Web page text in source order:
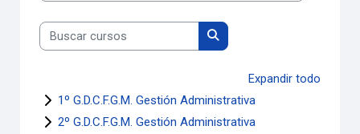
Buscar cursos
Buscar cursos
Expandir todo
1º G.D.C.F.G.M. Gestión Administrativa
2º G.D.C.F.G.M. Gestión Administrativa